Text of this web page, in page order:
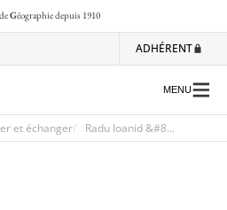
Géographiedepuis 1910
ADHÉRENT
MENU
et échanger Radu Ioanid &#8...